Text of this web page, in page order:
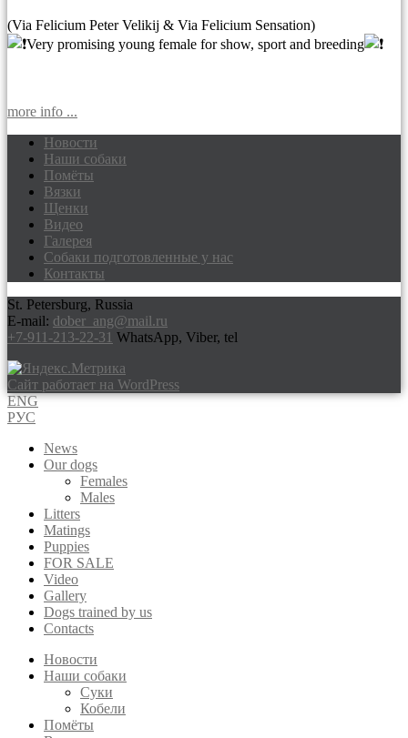
(Via Felicium Peter Velikij & Via Felicium Sensation)
Very promising young female for show, sport and breeding
more info ...
Доберманы питомник Via Felicium,
щенки добермана
Новости
Наши собаки
Помёты
Вязки
Щенки
Видео
Галерея
Собаки подготовленные у нас
Контакты
St. Petersburg, Russia
E-mail: dober_ang@mail.ru
+7-911-213-22-31 WhatsApp, Viber, tel
Сайт работает на WordPress
ENG
РУС
News
Our dogs
Females
Males
Litters
Matings
Puppies
FOR SALE
Video
Gallery
Dogs trained by us
Contacts
Новости
Наши собаки
Суки
Кобели
Помёты